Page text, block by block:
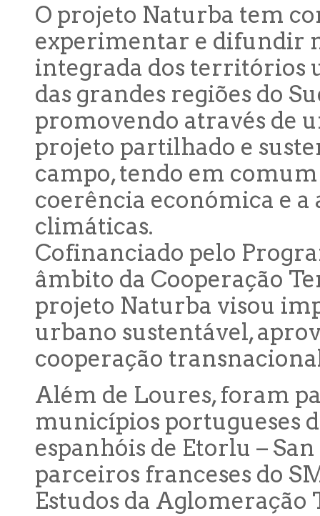
O projeto Naturba tem
experimentar e difundir
integrada dos territórios
das grandes regiões do
promovendo através de
projeto partilhado e
campo, tendo em
coerência económica e a
climáticas.
Cofinanciado pelo
âmbito da Cooperação
projeto Naturba visou
urbano sustentável,
cooperação
Além de Loures, foram
municípios portugueses
espanhóis de Etorlu –
parceiros franceses do
Estudos da Aglomeração